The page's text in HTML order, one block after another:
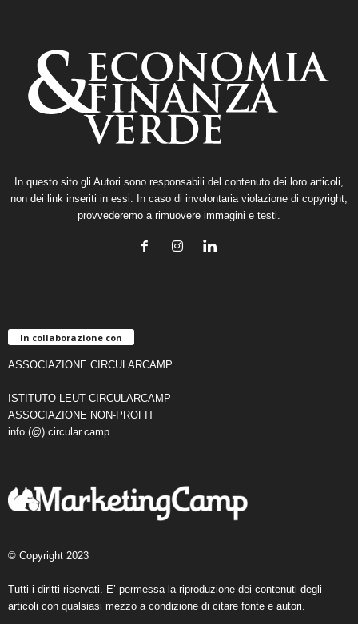
In questo sito gli Autori sono responsabili del contenuto dei loro articoli,
non dei link inseriti in essi. In caso di involontaria violazione di copyright,
provvederemo a rimuovere immagini e testi.
In collaborazione con
ASSOCIAZIONE CIRCULARCAMP
ISTITUTO LEUT CIRCULARCAMP
ASSOCIAZIONE NON-PROFIT
info (@) circular.camp
© Copyright 2023
Tutti i diritti riservati. E’ permessa la riproduzione dei contenuti degli
articoli con qualsiasi mezzo a condizione di citare fonte e autori.